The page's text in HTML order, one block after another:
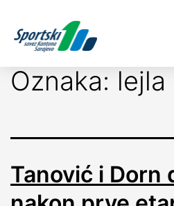
Oznaka:
Tanović i Dorn